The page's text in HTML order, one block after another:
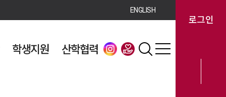
학생지원 산학협력
ENGLISH
로그인